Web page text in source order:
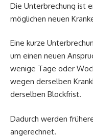
Die Unterbrechung ist
möglichen neuen
Eine kurze
um einen neuen
wenige Tage oder
wegen derselben
derselben Blockfrist.
Dadurch werden
angerechnet.